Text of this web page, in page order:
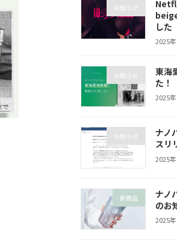
お知らせ
した
2025
お知らせ
東海
た！
2025
お知らせ
ナノ
スリ
2025
新商品
ナノ
のお
2025